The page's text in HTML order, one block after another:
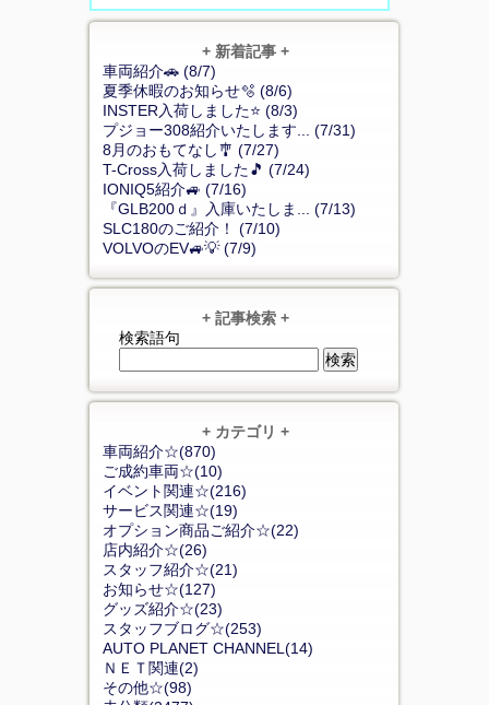
+ 新着記事 +
車両紹介🚗 (8/7)
夏季休暇のお知らせ🫧 (8/6)
INSTER入荷しました⭐ (8/3)
プジョー308紹介いたします... (7/31)
8月のおもてなし🎐 (7/27)
T-Cross入荷しました🎵 (7/24)
IONIQ5紹介🚙 (7/16)
『GLB200ｄ』入庫いたしま... (7/13)
SLC180のご紹介！ (7/10)
VOLVOのEV🚙💡 (7/9)
+ 記事検索 +
検索語句
+ カテゴリ +
車両紹介☆(870)
ご成約車両☆(10)
イベント関連☆(216)
サービス関連☆(19)
オプション商品ご紹介☆(22)
店内紹介☆(26)
スタッフ紹介☆(21)
お知らせ☆(127)
グッズ紹介☆(23)
スタッフブログ☆(253)
AUTO PLANET CHANNEL(14)
ＮＥＴ関連(2)
その他☆(98)